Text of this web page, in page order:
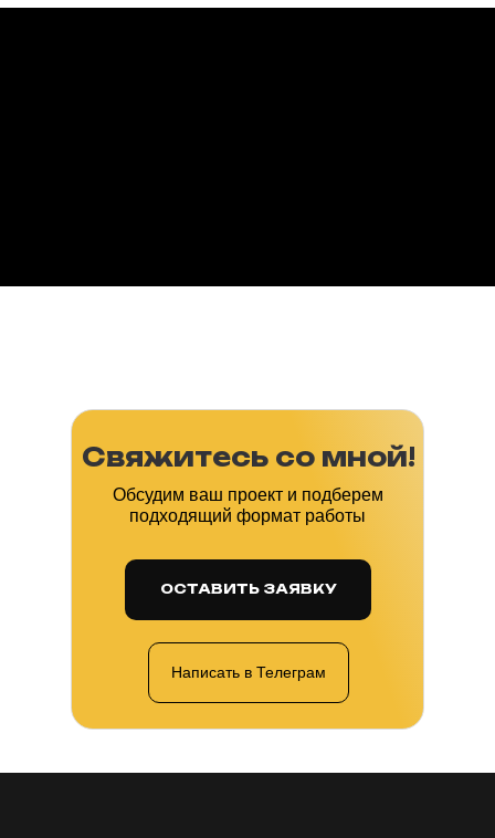
Свяжитесь со мной!
Обсудим ваш проект и подберем
подходящий формат работы
Написать в Телеграм
ОСТАВИТЬ ЗАЯВКУ